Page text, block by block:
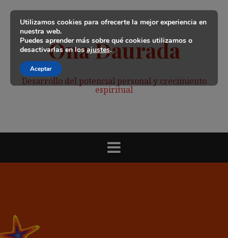
contenido
Ona Daurada
Desarrollo del potencial personal y crecimiento
espiritual
Utilizamos cookies para ofrecerte la mejor experiencia en
nuestra web.
Puedes aprender más sobre qué cookies utilizamos o
desactivarlas en losajustes.
Aceptar